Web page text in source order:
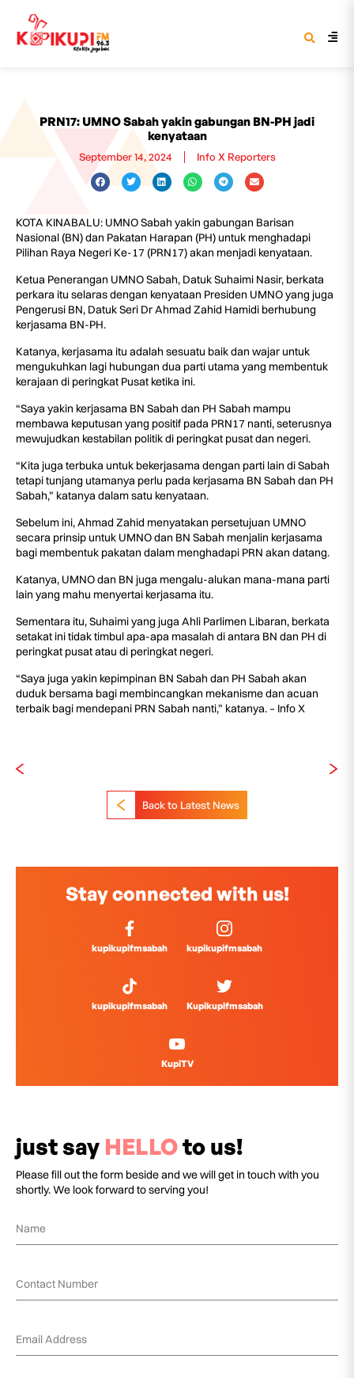
PRN17: UMNO Sabah yakin gabungan BN-PH jadi
kenyataan
September 14, 2024 Info X Reporters
KOTA KINABALU: UMNO Sabah yakin gabungan Barisan
Nasional (BN) dan Pakatan Harapan (PH) untuk menghadapi
Pilihan Raya Negeri Ke-17 (PRN17) akan menjadi kenyataan.
Ketua Penerangan UMNO Sabah, Datuk Suhaimi Nasir, berkata
perkara itu selaras dengan kenyataan Presiden UMNO yang juga
Pengerusi BN, Datuk Seri Dr Ahmad Zahid Hamidi berhubung
kerjasama BN-PH.
Katanya, kerjasama itu adalah sesuatu baik dan wajar untuk
mengukuhkan lagi hubungan dua parti utama yang membentuk
kerajaan di peringkat Pusat ketika ini.
“Saya yakin kerjasama BN Sabah dan PH Sabah mampu
membawa keputusan yang positif pada PRN17 nanti, seterusnya
mewujudkan kestabilan politik di peringkat pusat dan negeri.
“Kita juga terbuka untuk bekerjasama dengan parti lain di Sabah
tetapi tunjang utamanya perlu pada kerjasama BN Sabah dan PH
Sabah,” katanya dalam satu kenyataan.
Sebelum ini, Ahmad Zahid menyatakan persetujuan UMNO
secara prinsip untuk UMNO dan BN Sabah menjalin kerjasama
bagi membentuk pakatan dalam menghadapi PRN akan datang.
Katanya, UMNO dan BN juga mengalu-alukan mana-mana parti
lain yang mahu menyertai kerjasama itu.
Sementara itu, Suhaimi yang juga Ahli Parlimen Libaran, berkata
setakat ini tidak timbul apa-apa masalah di antara BN dan PH di
peringkat pusat atau di peringkat negeri.
“Saya juga yakin kepimpinan BN Sabah dan PH Sabah akan
duduk bersama bagi membincangkan mekanisme dan acuan
terbaik bagi mendepani PRN Sabah nanti,” katanya. – Info X
Back to Latest News
Stay connected with us!
kupikupifmsabah kupikupifmsabah
kupikupifmsabah Kupikupifmsabah
KupiTV
just say HELLOto us!
Please fill out the form beside and we will get in touch with you
shortly. We look forward to serving you!